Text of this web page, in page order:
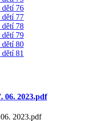
06. 2023.pdf
2023.pdf